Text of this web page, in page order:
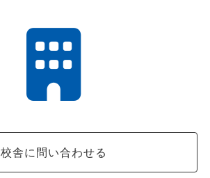
校舎に問い合わせる